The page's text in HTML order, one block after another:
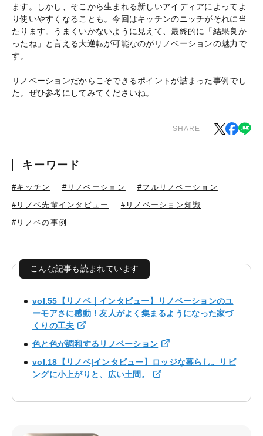
ます。しかし、そこから生まれる新しいアイディアによってよ
り使いやすくなることも。今回はキッチンのニッチがそれに当
たります。うまくいかないように見えて、最終的に「結果良か
ったね」と言える大逆転が可能なのがリノベーションの魅力で
す。
リノベーションだからこそできるポイントが詰まった事例でし
た。ぜひ参考にしてみてくださいね。
SHARE
キーワード
#キッチン #リノベーション
#フルリノベーション
#リノベ先輩インタビュー
#リノベーション知識
#リノベの事例
こんな記事も読まれています
vol.55【リノベ｜インタビュー】リノベーションのユ
ーモアさに感動！友人がよく集まるようになった家づ
くりの工夫
色と色が調和するリノベーション
vol.18【リノベ|インタビュー】ロッジな暮らし。リビ
ングに小上がりと、広い土間。